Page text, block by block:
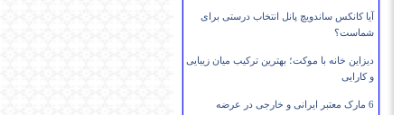
آیا کانکس ساندویچ پانل انتخاب درستی برای
شماست؟
دیزاین خانه با موکت؛ بهترین ترکیب میان زیبایی
و کارایی
6 مارک معتبر ایرانی و خارجی در عرضه